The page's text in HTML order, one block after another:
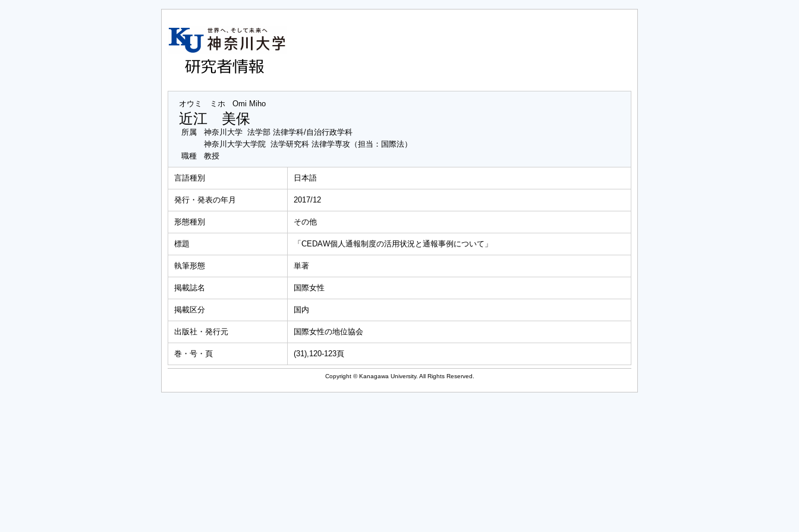
オウミ ミホ Omi Miho
近江 美保
所属
神奈川大学 法学部 法律学科/自治行政学科
神奈川大学大学院 法学研究科 法律学専攻（担当：国際法）
職種
教授
言語種別 日本語
発行・発表の年月 2017/12
形態種別 その他
標題 「CEDAW個人通報制度の活用状況と通報事例について」
執筆形態 単著
掲載誌名 国際女性
掲載区分 国内
出版社・発行元 国際女性の地位協会
巻・号・頁 (31),120-123頁
Copyright © Kanagawa University. All Rights Reserved.